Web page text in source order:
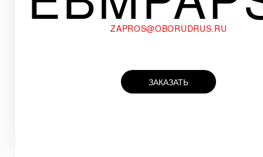
ZAPROS@OBORUDRUS.RU
ЗАКАЗАТЬ